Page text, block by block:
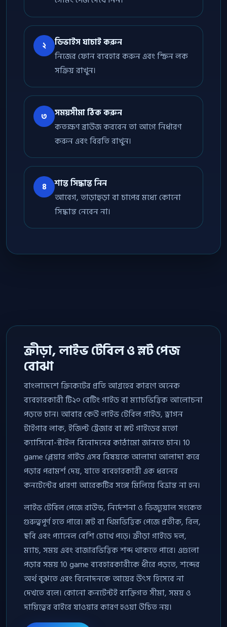
২
ডিভাইস যাচাই করুন
নিজের ফোন ব্যবহার করুন এবং স্ক্রিন লক
সক্রিয় রাখুন।
৩
সময়সীমা ঠিক করুন
কতক্ষণ ব্রাউজ করবেন তা আগে নির্ধারণ
করুন এবং বিরতি রাখুন।
৪
শান্ত সিদ্ধান্ত নিন
আবেগ, তাড়াহুড়া বা চাপের মধ্যে কোনো
সিদ্ধান্ত নেবেন না।
ক্রীড়া, লাইভ টেবিল ও স্লট পেজ
বোঝা
বাংলাদেশে ক্রিকেটের প্রতি আগ্রহের কারণে অনেক
ব্যবহারকারী টি২০ বেটিং গাইড বা ম্যাচভিত্তিক আলোচনা
পড়তে চান। আবার কেউ লাইভ টেবিল গাইড, ড্রাগন
টাইগার লাক, ইজিপ্ট ট্রেজার বা স্লট গাইডের মতো
ক্যাসিনো-স্টাইল বিনোদনের কাঠামো জানতে চান। 10
game প্লেয়ার গাইড এসব বিষয়কে আলাদা আলাদা করে
পড়ার পরামর্শ দেয়, যাতে ব্যবহারকারী এক ধরনের
কনটেন্টের ধারণা আরেকটির সঙ্গে মিলিয়ে বিভ্রান্ত না হন।
লাইভ টেবিল পেজে রাউন্ড, নির্দেশনা ও ভিজ্যুয়াল সংকেত
গুরুত্বপূর্ণ হতে পারে। স্লট বা থিমভিত্তিক পেজে প্রতীক, রিল,
ছবি এবং প্যানেল বেশি চোখে পড়ে। ক্রীড়া গাইডে দল,
ম্যাচ, সময় এবং বাজারভিত্তিক শব্দ থাকতে পারে। এগুলো
পড়ার সময় 10 game ব্যবহারকারীকে ধীরে পড়তে, শব্দের
অর্থ বুঝতে এবং বিনোদনকে আয়ের উৎস হিসেবে না
দেখতে বলে। কোনো কনটেন্টই ব্যক্তিগত সীমা, সময় ও
দায়িত্বের বাইরে যাওয়ার কারণ হওয়া উচিত নয়।